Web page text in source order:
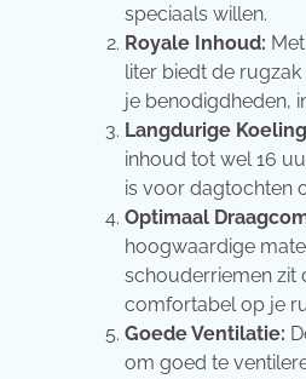
speciaals willen.
Royale Inhoud:
liter biedt de
je benodigdheden,
Langdurige
inhoud tot wel 16
is voor dagtochten
Optimaal
hoogwaardige
schouderriemen zit
comfortabel op je
Goede Ventilatie:
om goed te